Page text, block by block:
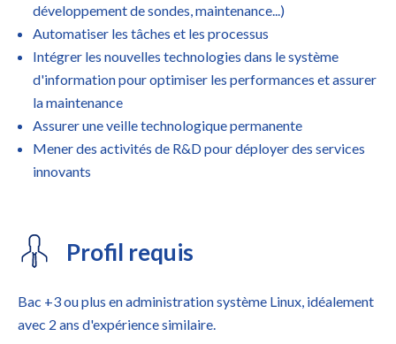
développement de sondes, maintenance...)
Automatiser les tâches et les processus
Intégrer les nouvelles technologies dans le système
d'information pour optimiser les performances et assurer
la maintenance
Assurer une veille technologique permanente
Mener des activités de R&D pour déployer des services
innovants
Profil requis
Bac +3 ou plus en administration système Linux, idéalement
avec 2 ans d'expérience similaire.